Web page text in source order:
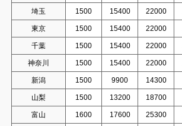
埼玉 1500 15400 22000
東京 1500 15400 22000
千葉 1500 15400 22000
神奈川 1500 15400 22000
新潟 1500 9900 14300
山梨 1500 13200 18700
富山 1600 17600 25300